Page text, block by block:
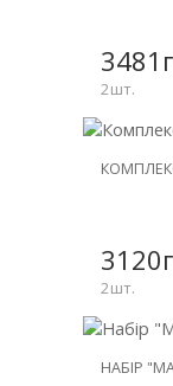
-26%
2шт.
НОВИНКА
-26%
2шт.
НОВИНКА
НАБІР